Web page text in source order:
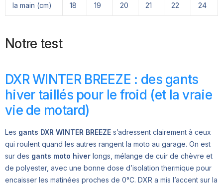
la main (cm)
18
19
20
21
22
24
Notre test
DXR WINTER BREEZE : des gants
hiver taillés pour le froid (et la vraie
vie de motard)
Les gants DXR WINTER BREEZE s’adressent clairement à ceux
qui roulent quand les autres rangent la moto au garage. On est
sur des gants moto hiver longs, mélange de cuir de chèvre et
de polyester, avec une bonne dose d’isolation thermique pour
encaisser les matinées proches de 0°C. DXR a mis l’accent sur la